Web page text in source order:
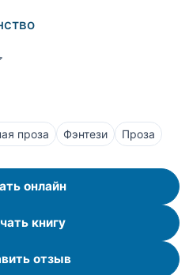
проза Фэнтези Проза
онлайн
книгу
отзыв